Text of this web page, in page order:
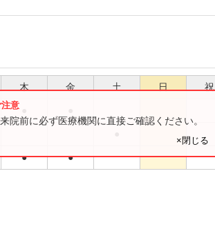
木 金 土 日 祝
● ●
院前に必ず医療機関に直接ご確認ください。
×閉じる